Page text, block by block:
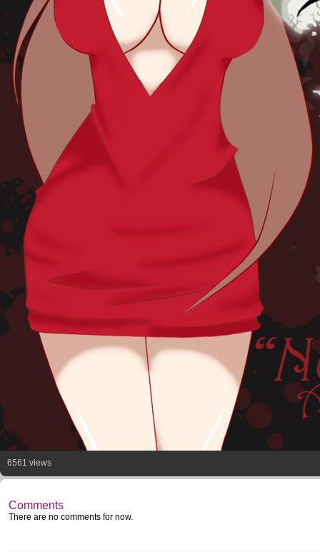
6561 views
Comments
There are no comments for now.